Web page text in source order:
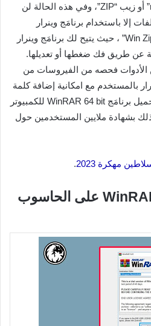
من الإنترنت بتنسيقات رار “rar” أو زيب “ZIP”، وفي هذه الحالة لن
إلا باستخدام برنامَج وينرار
“Winrar” أو برنامَج وين زيب “Win Zip” ، حيث يتيح لك برنامَج وينرار
عن طريق فك ضغطها أو تعديلها.
الأدوات فحصه من الفيروسات من
بالمستخدم مع امكانية إضافة كلمة
سر للملف المضغوط، يبقي تحميل برنامَج WinRAR 64 bit للكمبيوتر
2023 الأفضل وذلك بشهادة ملايين المستخدمين حول
مهكرة 2023 .
شرح تثبيت وينرار WinRAR على الحاسوب